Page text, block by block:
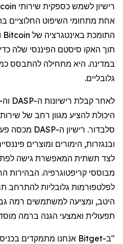
רישיון לשמש כספקית שירותי
אחת מתחומי השיפוט החלוציים
התומכת באינטגרציה של Bitcoin
תוך האקו סיסטם הפיננסי שלה
במדינה. היא מתחילה להתבסס
גלובליים.
לאחר קבלת רישיונות ה-DASP וה-
היכולת להציע מגוון רחב של
סלבדור. רישיון ה-DASP מכסה
ובנגזרות, הימורים ומוצרים
לצד תשתית המאפשרת גישה
מבוססי קריפטוגרפיה. הבהירות
לפלטפורמות גלובליות להתרחב
היטב, ומציעה למשתמשים רמה
תפעולית ואמצעי הגנה ברמה
"ב-Bitget אנחנו מתמקדים